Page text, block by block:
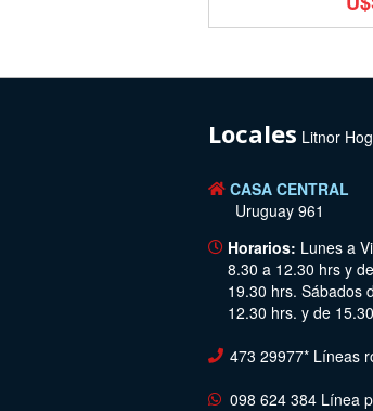
Locales Litnor
CASA CENTRAL
Uruguay 961
Horarios: Lunes a
8.30 a 12.30 hrs y
19.30 hrs. Sábados
12.30 hrs. y de
473 29977* Líneas
098 624 384 Línea